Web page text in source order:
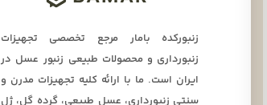
زنبورکده بامار مرجع تخصصی تجهیزات
زنبورداری و محصولات طبیعی زنبور عسل در
ایران است. ما با ارائه کلیه تجهیزات مدرن و
سنتی زنبورداری، عسل طبیعی، گرده گل، ژل